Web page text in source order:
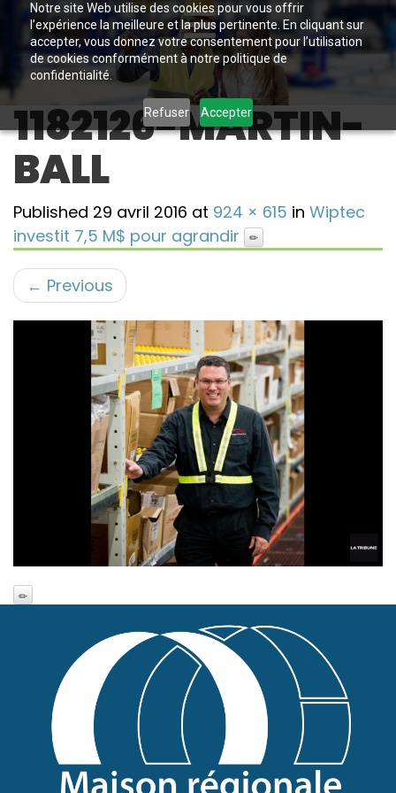
Notre site Web utilise des cookies pour vous offrir
l’expérience la meilleure et la plus pertinente. En cliquant sur
accepter, vous donnez votre consentement pour l’utilisation
de cookies conformément à notre politique de
confidentialité.
Refuser Accepter
1182126-MARTIN-
BALL
Published 29 avril 2016 at 924 × 615 in Wiptec
investit 7,5 M$ pour agrandir
← Previous